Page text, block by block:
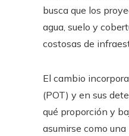
busca que los
agua, suelo y
costosas de
El cambio
(POT) y en sus
qué proporción y
asumirse como